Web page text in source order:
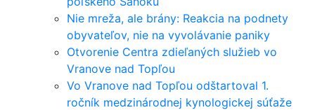
Nie mreža, ale brány: Reakcia na podnety
obyvateľov, nie na vyvolávanie paniky
Otvorenie Centra zdieľaných služieb vo
Vranove nad Topľou
Vo Vranove nad Topľou odštartoval 1.
ročník medzinárodnej kynologickej súťaže